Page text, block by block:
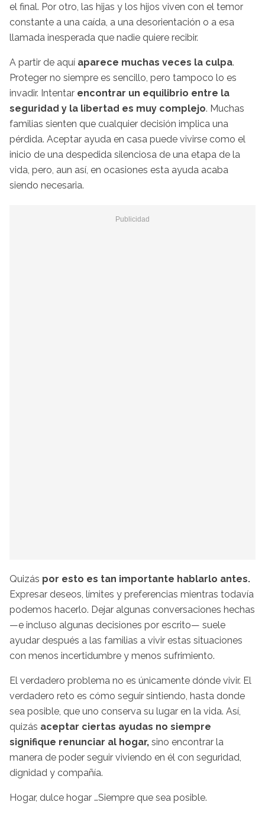
el final. Por otro, las hijas y los hijos viven con el temor
constante a una caída, a una desorientación o a esa
llamada inesperada que nadie quiere recibir.
A partir de aquí aparece muchas veces la culpa.
Proteger no siempre es sencillo, pero tampoco lo es
invadir. Intentar encontrar un equilibrio entre la
seguridad y la libertad es muy complejo. Muchas
familias sienten que cualquier decisión implica una
pérdida. Aceptar ayuda en casa puede vivirse como el
inicio de una despedida silenciosa de una etapa de la
vida, pero, aun así, en ocasiones esta ayuda acaba
siendo necesaria.
Quizás por esto es tan importante hablarlo antes.
Expresar deseos, límites y preferencias mientras todavía
podemos hacerlo. Dejar algunas conversaciones hechas
—e incluso algunas decisiones por escrito— suele
ayudar después a las familias a vivir estas situaciones
con menos incertidumbre y menos sufrimiento.
El verdadero problema no es únicamente dónde vivir. El
verdadero reto es cómo seguir sintiendo, hasta donde
sea posible, que uno conserva su lugar en la vida. Así,
quizás aceptar ciertas ayudas no siempre
signifique renunciar al hogar, sino encontrar la
manera de poder seguir viviendo en él con seguridad,
dignidad y compañía.
Hogar, dulce hogar …Siempre que sea posible.